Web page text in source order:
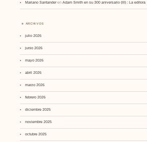
Mariano SantanderenAdam Smith en su 300 aniversario (III) : La editora
ARCHIVOS
julio 2026
junio 2026
mayo 2026
abril 2026
marzo 2026
febrero 2026
diciembre 2025
noviembre 2025
octubre 2025